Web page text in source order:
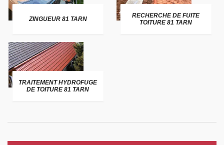
ZINGUEUR 81 TARN
RECHERCHE DE FUITE
TOITURE 81 TARN
TRAITEMENT HYDROFUGE
DE TOITURE 81 TARN